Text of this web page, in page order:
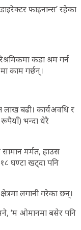
फाइनान्स’ रहेका
कडा श्रम गर्न
काम गर्छन्।
बढी। कार्यअवधि र
भन्दा धेरै
मर्मत, हाउस
घण्टा खट्दा पनि
लगानी गरेका छन्।
‘म ओमानमा बसेर पनि